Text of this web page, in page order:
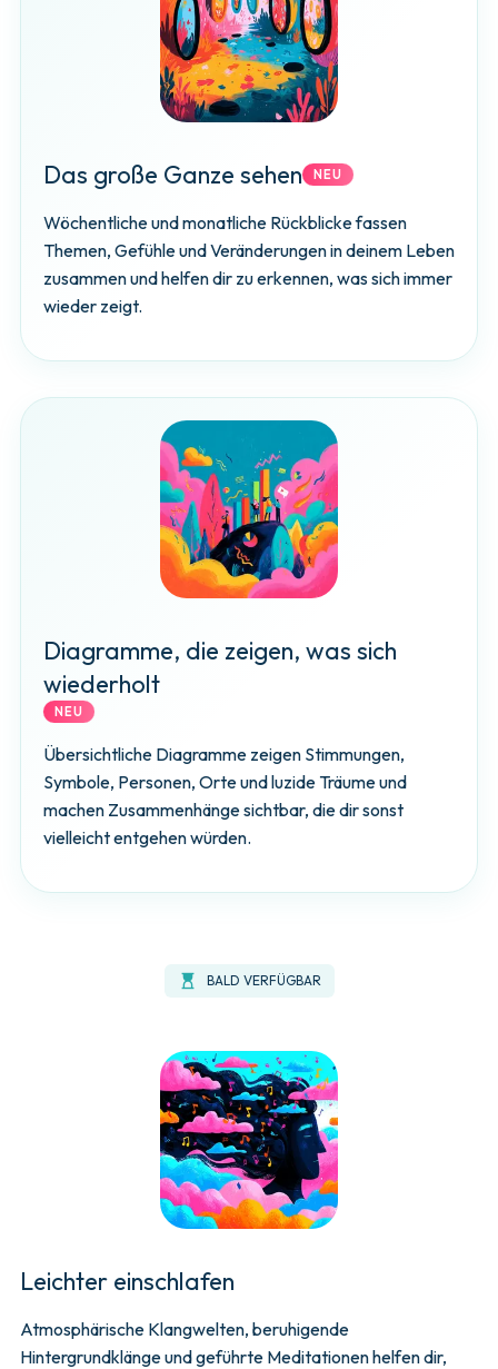
Das große Ganze sehen NEU
Wöchentliche und monatliche Rückblicke fassen
Themen, Gefühle und Veränderungen in deinem Leben
zusammen und helfen dir zu erkennen, was sich immer
wieder zeigt.
Diagramme, die zeigen, was sich
wiederholt
NEU
Übersichtliche Diagramme zeigen Stimmungen,
Symbole, Personen, Orte und luzide Träume und
machen Zusammenhänge sichtbar, die dir sonst
vielleicht entgehen würden.
hourglass_top BALD VERFÜGBAR
Leichter einschlafen
Atmosphärische Klangwelten, beruhigende
Hintergrundklänge und geführte Meditationen helfen dir,